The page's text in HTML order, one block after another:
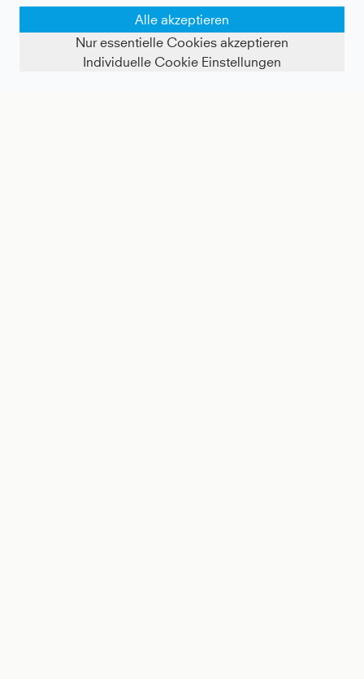
Alle akzeptieren
Nur essentielle Cookies akzeptieren
Individuelle Cookie Einstellungen